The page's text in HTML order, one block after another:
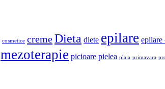
cosmetice cremeDieta diete epilare epilare
mezoterapie picioare pielea plaja primavara